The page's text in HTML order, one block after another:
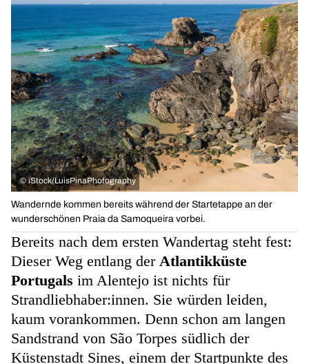
© iStock/LuisPinaPhotography
Wandernde kommen bereits während der Startetappe an der
wunderschönen Praia da Samoqueira vorbei.
Bereits nach dem ersten Wandertag steht fest:
Dieser Weg entlang der Atlantikküste
Portugals im Alentejo ist nichts für
Strandliebhaber:innen. Sie würden leiden,
kaum vorankommen. Denn schon am langen
Sandstrand von São Torpes südlich der
Küstenstadt Sines, einem der Startpunkte des